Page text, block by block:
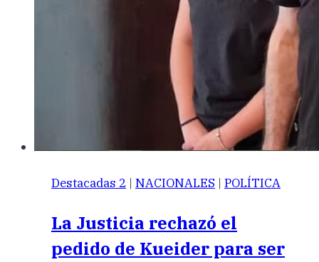
Destacadas 2 | NACIONALES | POLÍTICA
La Justicia rechazó el
pedido de Kueider para ser